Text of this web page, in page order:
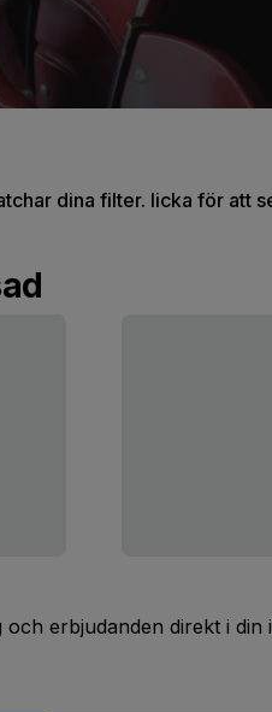
dina filter. licka för att
och erbjudanden direkt i din